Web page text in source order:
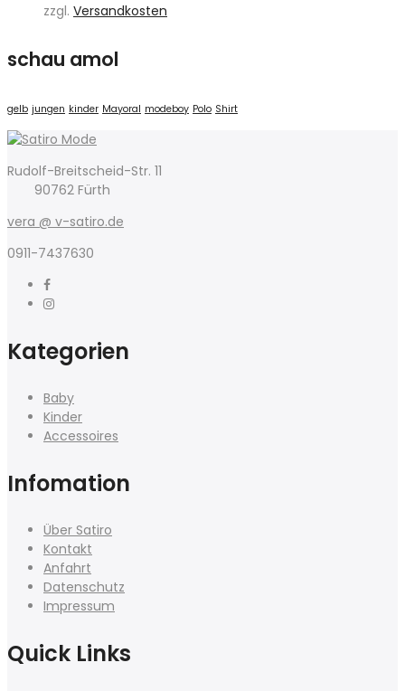
zzgl. Versandkosten
schau amol
gelb jungen kinder Mayoral modeboy Polo Shirt
Rudolf-Breitscheid-Str. 11
90762 Fürth
vera @ v-satiro.de
0911-7437630
Kategorien
Baby
Kinder
Accessoires
Infomation
Über Satiro
Kontakt
Anfahrt
Datenschutz
Impressum
Quick Links